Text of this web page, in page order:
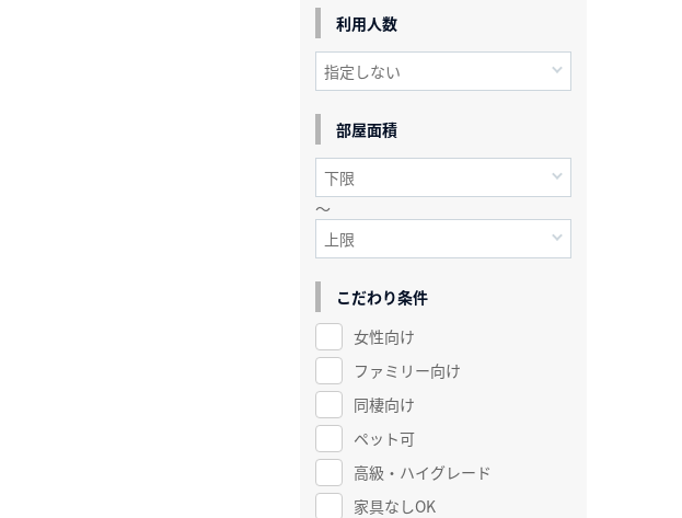
利用人数
部屋面積
～
こだわり条件
女性向け
ファミリー向け
同棲向け
ペット可
高級・ハイグレード
家具なしOK